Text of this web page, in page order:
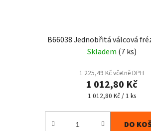
B66038 Jednobřitá válcová
Skladem (7 ks)
1 225,49 Kč včetně DPH
1 012,80 Kč
Měrná
1 012,80 Kč / 1 ks
DO